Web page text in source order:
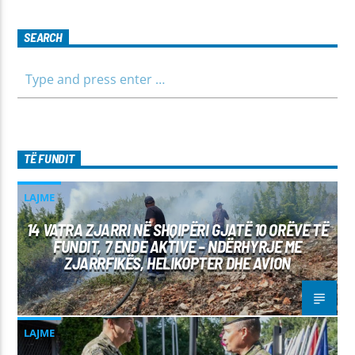
SEARCH
TË FUNDIT
LAJME
14 VATRA ZJARRI NË SHQIPËRI GJATË 10 ORËVE TË
FUNDIT, 7 ENDE AKTIVE – NDËRHYRJE ME
ZJARRFIKËS, HELIKOPTER DHE AVION
LAJME